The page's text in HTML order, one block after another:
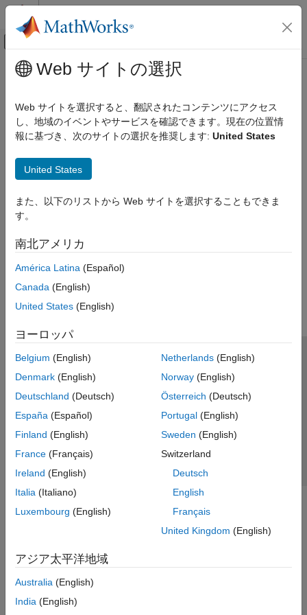
コンテンツへスキップ
オフキャンバス ナビゲーション メ
ドキュメンテーションのホーム
メインコンテンツ
Web サイトの選択
Web サイトを選択すると、翻訳されたコンテンツにアクセス
し、地域のイベントやサービスを確認できます。現在の位置情
報に基づき、次のサイトの選択を推奨します: United States
United States
また、以下のリストから Web サイトを選択することもできま
す。
南北アメリカ
América Latina (Español)
Canada (English)
United States (English)
ヨーロッパ
Belgium (English)
Denmark (English)
Deutschland (Deutsch)
España (Español)
Finland (English)
France (Français)
Ireland (English)
Italia (Italiano)
Luxembourg (English)
Netherlands(English)
Norway(English)
Österreich (Deutsch)
Portugal(English)
Sweden (English)
Switzerland
Deutsch
English
Français
United Kingdom (English)
アジア太平洋地域
Australia (English)
India (English)
トラストセンター
プライバシー ポリシー
違法コピー防止
アプリケーション ステータス
© 1994-2026 The MathWorks, Inc.